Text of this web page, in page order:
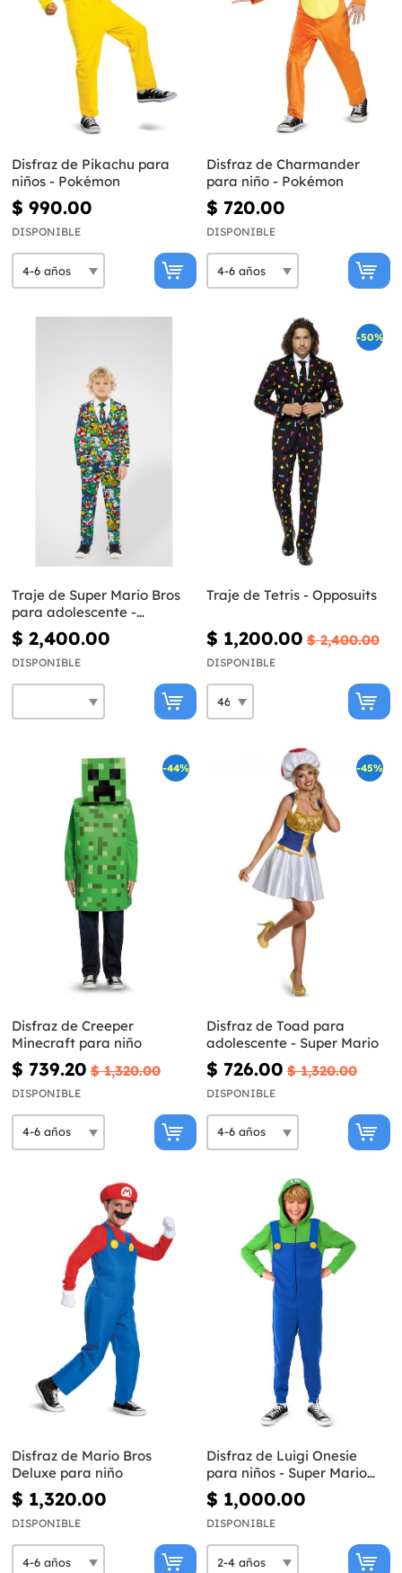
Disfraz de Pikachu para
niños - Pokémon
$ 990.00
DISPONIBLE
Disfraz de Charmander
para niño - Pokémon
$ 720.00
DISPONIBLE
Traje de Super Mario Bros
para adolescente -
Opposuits
$ 2,400.00
DISPONIBLE
-50%
Traje de Tetris - Opposuits
$ 1,200.00 $ 2,400.00
DISPONIBLE
-44%
Disfraz de Creeper
Minecraft para niño
$ 739.20 $ 1,320.00
DISPONIBLE
-45%
Disfraz de Toad para
adolescente - Super Mario
$ 726.00 $ 1,320.00
DISPONIBLE
Disfraz de Mario Bros
Deluxe para niño
$ 1,320.00
DISPONIBLE
Disfraz de Luigi Onesie
para niños - Super Mario
Bros
$ 1,000.00
DISPONIBLE